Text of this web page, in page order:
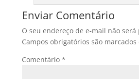
Enviar Comentário
O seu endereço de e-mail não será
Campos obrigatórios são marcados
Comentário *